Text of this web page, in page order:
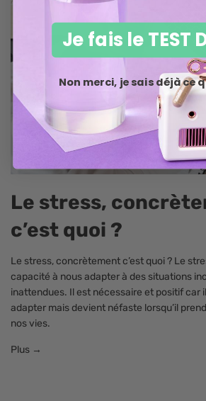
Le stress,
c’est quoi ?
Le stress, concrètement c’est quoi ? Le
capacité à nous adapter à des situations
inattendues. Il est nécessaire et positif car
adapter mais devient néfaste lorsqu’il
nos vies.
Plus →
Je fais le TEST
Non merci, je sais déjà ce